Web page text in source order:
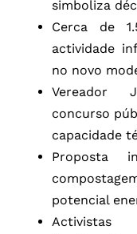
simboliza
Cerca de
actividade
no novo
Vereador
concurso
capacidade
Proposta
potencial
Activistas